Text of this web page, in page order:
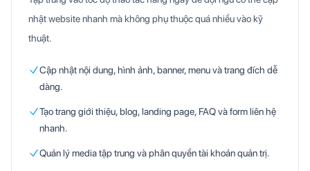
nhật website nhanh mà không phụ thuộc quá nhiều vào kỹ
thuật.
Cập nhật nội dung, hình ảnh, banner, menu và trang đích dễ
dàng.
Tạo trang giới thiệu, blog, landing page, FAQ và form liên hệ
nhanh.
Quản lý media tập trung và phân quyền tài khoản quản trị.